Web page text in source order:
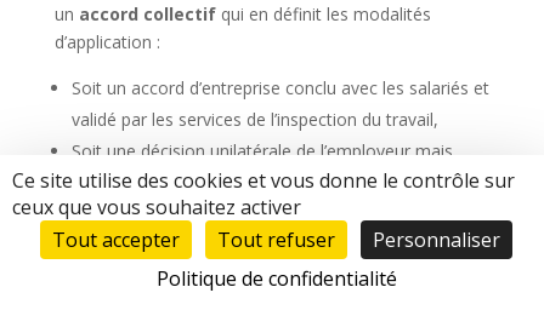
un accord collectifqui en définit les modalités
d’application :
Soit un accord d’entreprise conclu avec les salariés et
validé par les services de l’inspection du travail,
Soit une décision unilatérale de l’employeur mais
uniquement si un accord de branche a été
préalablement négocié par les partenaires sociaux et
étendu.
Ce site utilise des cookies et vous donne le contrôle sur
ceux que vous souhaitez activer
Tout accepter
Tout refuser
Personnaliser
Politique de confidentialité